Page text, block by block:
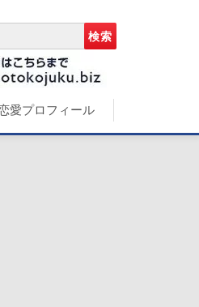
愛プロフィール